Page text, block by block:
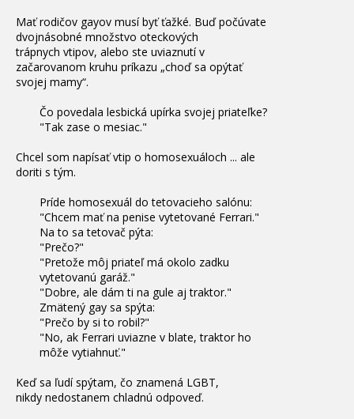
Mať rodičov gayov musí byť ťažké. Buď počúvate
dvojnásobné množstvo oteckových
trápnych vtipov, alebo ste uviaznutí v
začarovanom kruhu príkazu „choď sa opýtať
svojej mamy“.
Čo povedala lesbická upírka svojej priateľke?
"Tak zase o mesiac."
Chcel som napísať vtip o homosexuáloch ... ale
doriti s tým.
Príde homosexuál do tetovacieho salónu:
"Chcem mať na penise vytetované Ferrari."
Na to sa tetovač pýta:
"Prečo?"
"Pretože môj priateľ má okolo zadku
vytetovanú garáž."
"Dobre, ale dám ti na gule aj traktor."
Zmätený gay sa spýta:
"Prečo by si to robil?"
"No, ak Ferrari uviazne v blate, traktor ho
môže vytiahnuť."
Keď sa ľudí spýtam, čo znamená LGBT,
nikdy nedostanem chladnú odpoveď.